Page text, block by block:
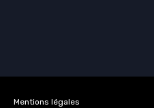
Mentions légales